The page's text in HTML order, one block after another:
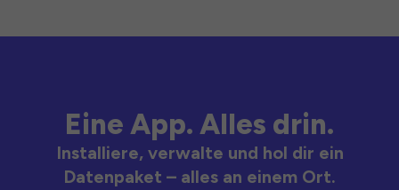
Eine App. Alles drin.
Installiere, verwalte und hol dir ein
Datenpaket – alles an einem Ort.